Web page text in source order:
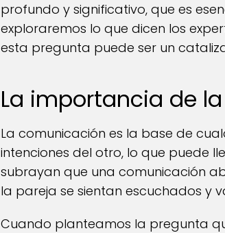
profundo y significativo, que es
exploraremos lo que dicen los
esta pregunta puede ser un
La importancia de
La comunicación es la base de
intenciones del otro, lo que puede
subrayan que una comunicación
la pareja se sientan escuchados y
Cuando planteamos la pregunta